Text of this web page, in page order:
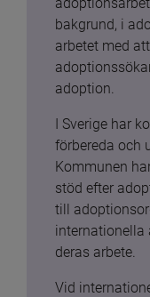
bakgrund, i
arbetet med
adoption.
I Sverige har
förbereda och
Kommunen
stöd efter
till
internationella
deras arbete.
Vid